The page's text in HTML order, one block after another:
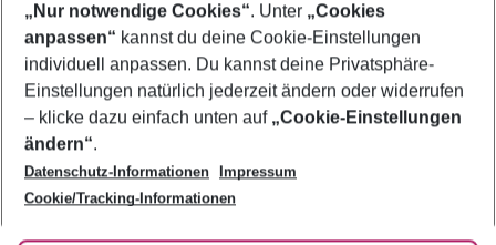
Footer
Footer navigation
Über uns
AGB
Bestpreisgarantie
Cookie-Einstellungen ändern
Cookie-Richtlinie
Agenturbetreuung
Barrierefreies Reisen
Folge uns
„Nur notwendige Cookies“. Unter „Cookies
anpassen“ kannst du deine Cookie-Einstellungen
individuell anpassen. Du kannst deine Privatsphäre-
Einstellungen natürlich jederzeit ändern oder widerrufen
– klicke dazu einfach unten auf „Cookie-Einstellungen
ändern“.
Datenschutz-Informationen
Impressum
Cookie/Tracking-Informationen